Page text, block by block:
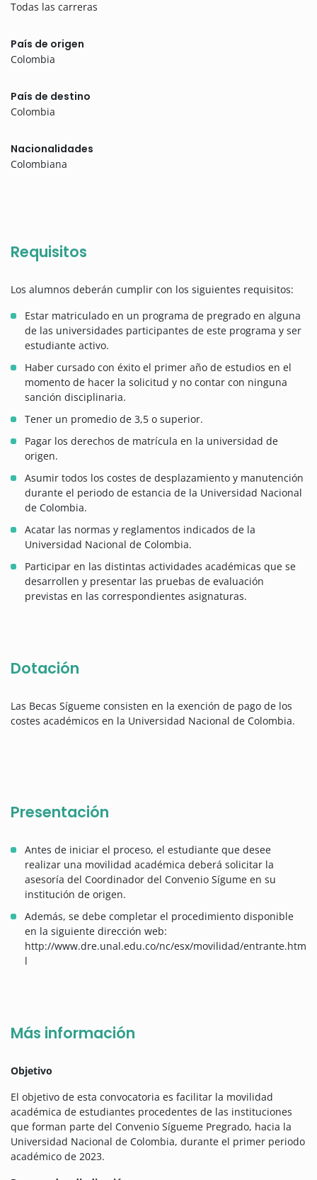
Todas las carreras
País de origen
Colombia
País de destino
Colombia
Nacionalidades
Colombiana
Requisitos
Los alumnos deberán cumplir con los siguientes requisitos:
Estar matriculado en un programa de pregrado en alguna
de las universidades participantes de este programa y ser
estudiante activo.
Haber cursado con éxito el primer año de estudios en el
momento de hacer la solicitud y no contar con ninguna
sanción disciplinaria.
Tener un promedio de 3,5 o superior.
Pagar los derechos de matrícula en la universidad de
origen.
Asumir todos los costes de desplazamiento y manutención
durante el periodo de estancia de la Universidad Nacional
de Colombia.
Acatar las normas y reglamentos indicados de la
Universidad Nacional de Colombia.
Participar en las distintas actividades académicas que se
desarrollen y presentar las pruebas de evaluación
previstas en las correspondientes asignaturas.
Dotación
Las Becas Sígueme consisten en la exención de pago de los
costes académicos en la Universidad Nacional de Colombia.
Presentación
Antes de iniciar el proceso, el estudiante que desee
realizar una movilidad académica deberá solicitar la
asesoría del Coordinador del Convenio Sígume en su
institución de origen.
Además, se debe completar el procedimiento disponible
en la siguiente dirección web:
http://www.dre.unal.edu.co/nc/esx/movilidad/entrante.htm
l
Más información
Objetivo
El objetivo de esta convocatoria es facilitar la movilidad
académica de estudiantes procedentes de las instituciones
que forman parte del Convenio Sígueme Pregrado, hacia la
Universidad Nacional de Colombia, durante el primer periodo
académico de 2023.